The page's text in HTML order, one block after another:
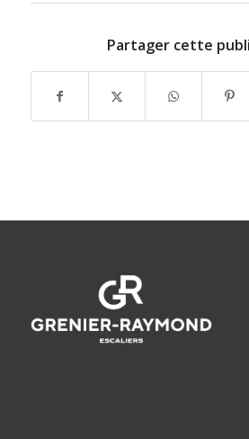
Partager cette